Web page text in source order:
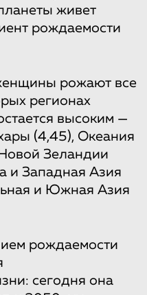
живет
рождаемости
рожают все
регионах
высоким —
(4,45), Океания
Зеландии
и Западная Азия
и Южная Азия
рождаемости
сегодня она